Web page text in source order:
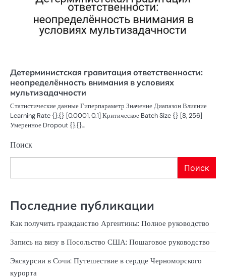
Детерминистская гравитация ответственности:
неопределённость внимания в условиях
мультизадачности
Статистические данные Гиперпараметр Значение Диапазон Влияние
Learning Rate {}.{} [0.0001, 0.1] Критическое Batch Size {} [8, 256]
Умеренное Dropout {}.{}…
Поиск
Поиск
Последние публикации
Как получить гражданство Аргентины: Полное руководство
Запись на визу в Посольство США: Пошаговое руководство
Экскурсии в Сочи: Путешествие в сердце Черноморского
курорта